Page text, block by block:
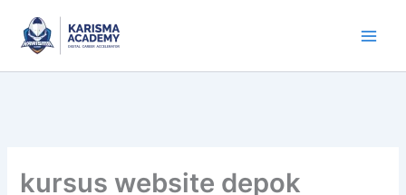
content
kursus website depok